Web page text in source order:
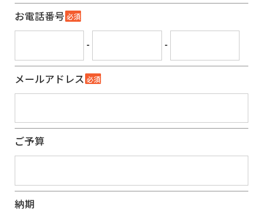
お電話番号 必須
- -
メールアドレス 必須
ご予算
納期